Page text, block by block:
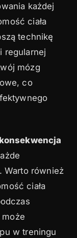
każdej
ciała
technikę
regularnej
mózg
co
Warto również
ciała
w treningu